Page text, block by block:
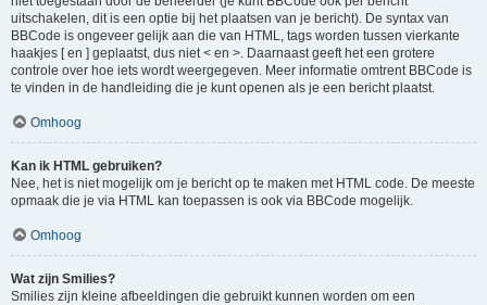
uitschakelen, dit is een optie bij het plaatsen van je bericht). De syntax van
BBCode is ongeveer gelijk aan die van HTML, tags worden tussen vierkante
haakjes [ en ] geplaatst, dus niet < en >. Daarnaast geeft het een grotere
controle over hoe iets wordt weergegeven. Meer informatie omtrent BBCode is
te vinden in de handleiding die je kunt openen als je een bericht plaatst.
Omhoog
Kan ik HTML gebruiken?
Nee, het is niet mogelijk om je bericht op te maken met HTML code. De meeste
opmaak die je via HTML kan toepassen is ook via BBCode mogelijk.
Omhoog
Wat zijn Smilies?
Smilies zijn kleine afbeeldingen die gebruikt kunnen worden om een